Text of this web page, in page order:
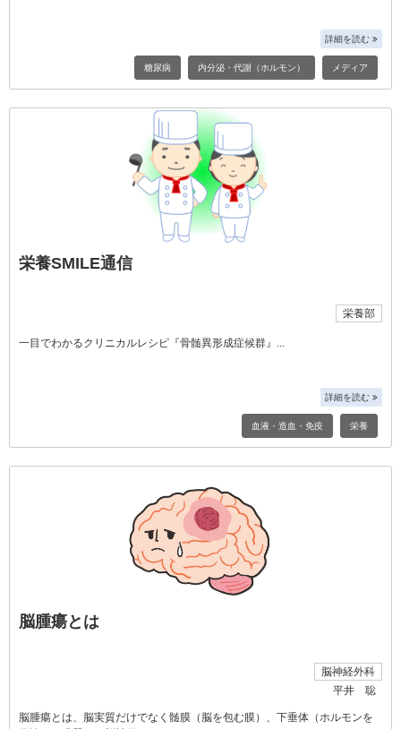
詳細を読む
糖尿病 内分泌・代謝（ホルモン） メディア
栄養SMILE通信
栄養部
一目でわかるクリニカルレシピ『骨髄異形成症候群』
詳細を読む
血液・造血・免疫 栄養
脳腫瘍とは
脳神経外科
平井 聡
脳腫瘍とは、脳実質だけでなく髄膜（脳を包む膜）、下垂体（ホルモンを